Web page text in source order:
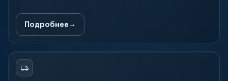
Подробнее